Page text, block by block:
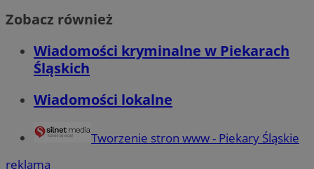
Zobacz również
Wiadomości kryminalne w Piekarach
Śląskich
Wiadomości lokalne
Tworzenie stron www - Piekary Śląskie
reklama